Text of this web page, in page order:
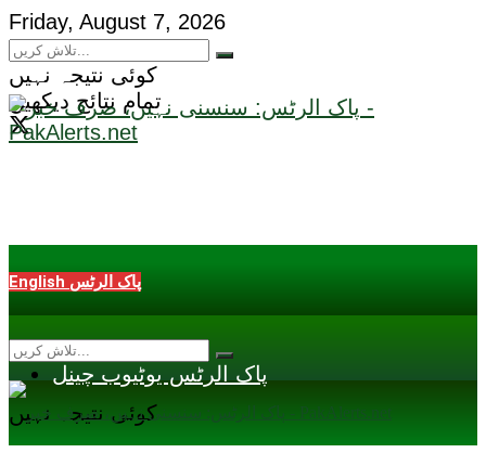
Friday, August 7, 2026
کوئی نتیجہ نہیں
تمام نتائج دیکھیں
English پاک الرٹس
پاک الرٹس یوٹیوب چینل
کوئی نتیجہ نہیں